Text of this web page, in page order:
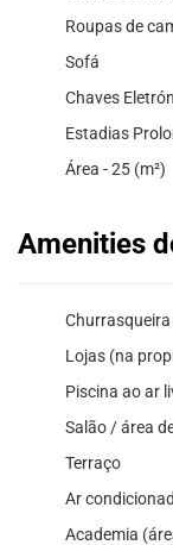
Roupas de
Sofá
Chaves
Estadias
Área - 25 (m²)
Amenities
Lojas (na
Piscina ao ar
Salão / área
Terraço
Ar
Academia